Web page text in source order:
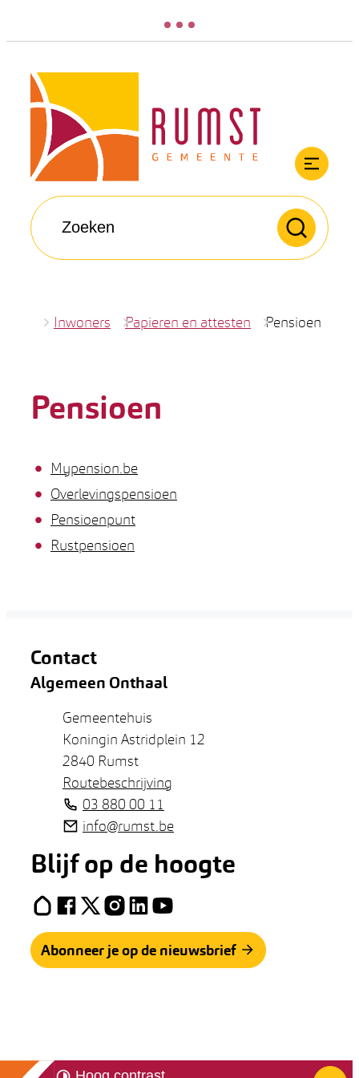
Rumst
Waarmee kunnen we jou helpen?
Zoeken
Startpagina
Inwoners Papieren en attesten Pensioen
Pensioen
Thema's
Mypension.be
Overlevingspensioen
Pensioenpunt
Rustpensioen
Contact
Algemeen Onthaal
AdresGemeentehuis
Koningin Astridplein 12
,2840 Rumst
Routebeschrijving
03 880 00 11
E-mail
info@rumst.be
Blijf op de hoogte
HoplrFacebook
X (Twitter)
Instagram
LinkedInYouTube
Abonneer je op de nieuwsbrief